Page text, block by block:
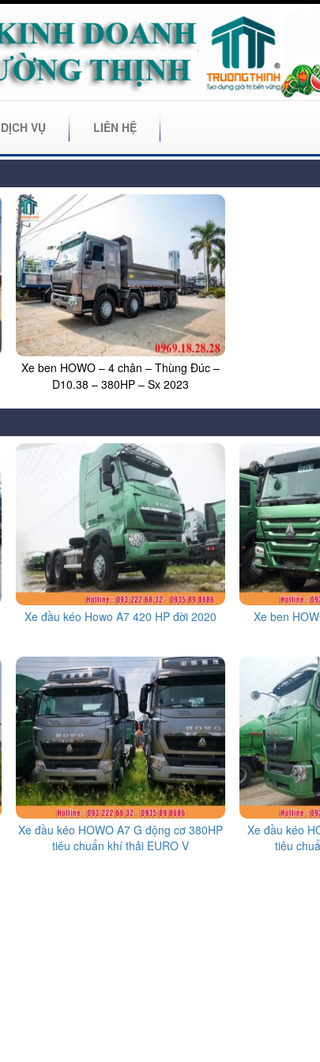
DỊCH VỤ LIÊN HỆ
Xe ben HOWO – 4 chân – Thùng Đúc –
D10.38 – 380HP – Sx 2023
Xe đầu kéo Howo A7 420 HP đời 2020
Xe ben
Xe đầu kéo HOWO A7 G động cơ 380HP
tiêu chuẩn khí thải EURO V
Xe đầu kéo
tiêu